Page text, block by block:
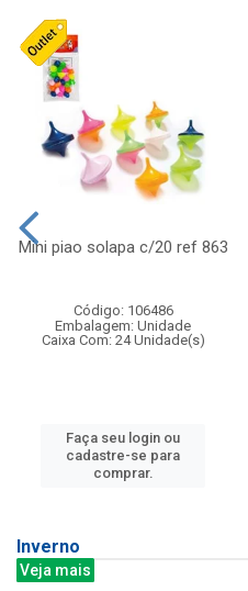
Mini piao solapa c/20 ref 863
Código: 106486
Embalagem: Unidade
Caixa Com: 24 Unidade(s)
Faça seu login ou
cadastre-se para
comprar.
Inverno
Veja mais